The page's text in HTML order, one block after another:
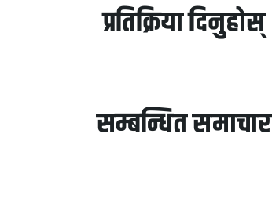
प्रतिक्रिया दिनुहोस्
सम्बन्धित समाचार